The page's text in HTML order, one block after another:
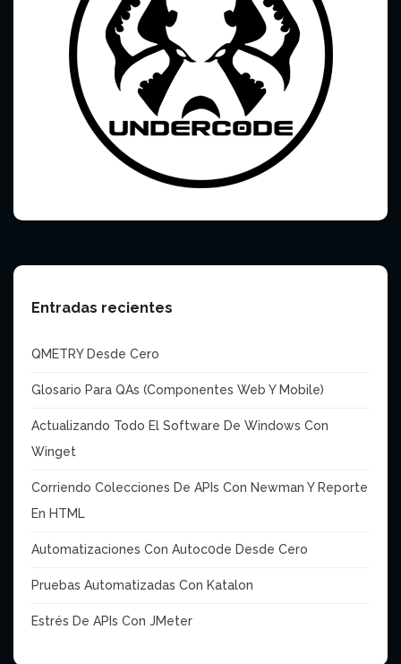
Entradas recientes
QMETRY Desde Cero
Glosario Para QAs (Componentes Web Y Mobile)
Actualizando Todo El Software De Windows Con
Winget
Corriendo Colecciones De APIs Con Newman Y Reporte
En HTML
Automatizaciones Con Autoc0de Desde Cero
Pruebas Automatizadas Con Katalon
Estrés De APIs Con JMeter